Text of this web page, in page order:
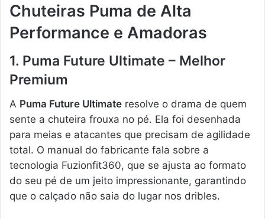
Chuteiras Puma de Alta
Performance e Amadoras
1. Puma Future Ultimate – Melhor
Premium
A Puma Future Ultimate resolve o drama de quem
sente a chuteira frouxa no pé. Ela foi desenhada
para meias e atacantes que precisam de agilidade
total. O manual do fabricante fala sobre a
tecnologia Fuzionfit360, que se ajusta ao formato
do seu pé de um jeito impressionante, garantindo
que o calçado não saia do lugar nos dribles.